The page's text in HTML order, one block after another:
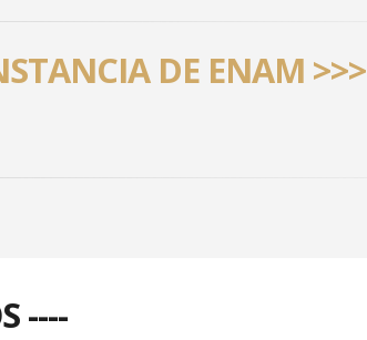
DE ENAM >>>
----